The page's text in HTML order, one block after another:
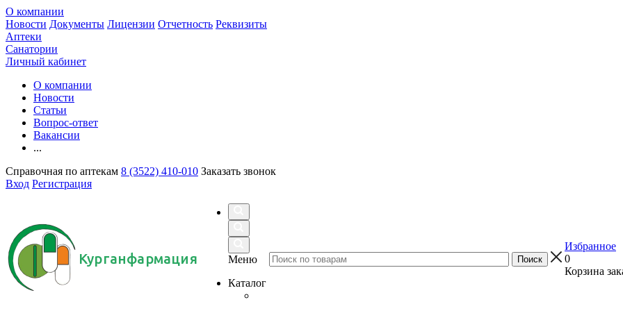
О компании
Новости Документы Лицензии Отчетность Реквизиты
Аптеки
Санатории
Личный кабинет
О компании
Новости
Статьи
Вопрос-ответ
Вакансии
...
Справочная по аптекам 8 (3522) 410-010 Заказать звонок
Вход Регистрация
Курганфармация
Меню
Каталог
Избранное
0
Корзина